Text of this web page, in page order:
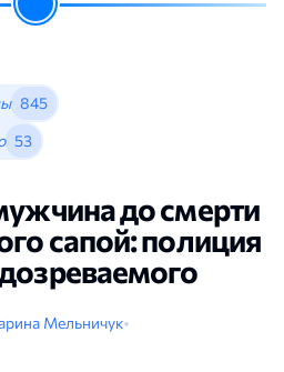
845
53
до смерти
сапой: полиция
Мельничук•